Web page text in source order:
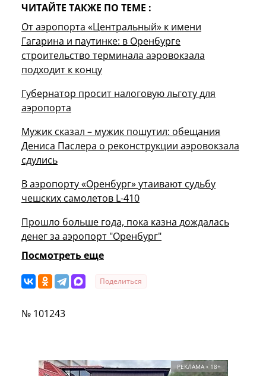
ЧИТАЙТЕ ТАКЖЕ ПО ТЕМЕ :
От аэропорта «Центральный» к имени
Гагарина и паутинке: в Оренбурге
строительство терминала аэровокзала
подходит к концу
Губернатор просит налоговую льготу для
аэропорта
Мужик сказал – мужик пошутил: обещания
Дениса Паслера о реконструкции аэровокзала
сдулись
В аэропорту «Оренбург» утаивают судьбу
чешских самолетов L-410
Прошло больше года, пока казна дождалась
денег за аэропорт "Оренбург"
Посмотреть еще
Поделиться
№ 101243
РЕКЛАМА • 18+